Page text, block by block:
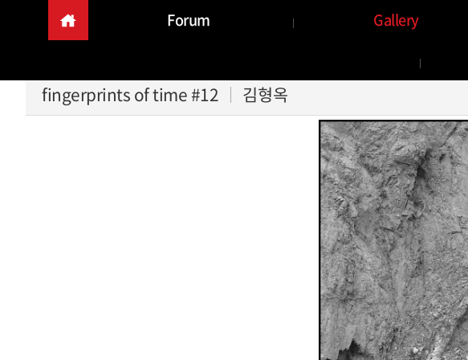
Forum Gallery
fingerprints of time #12 김형옥